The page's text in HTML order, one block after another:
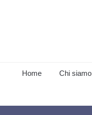
Home Chi siamo